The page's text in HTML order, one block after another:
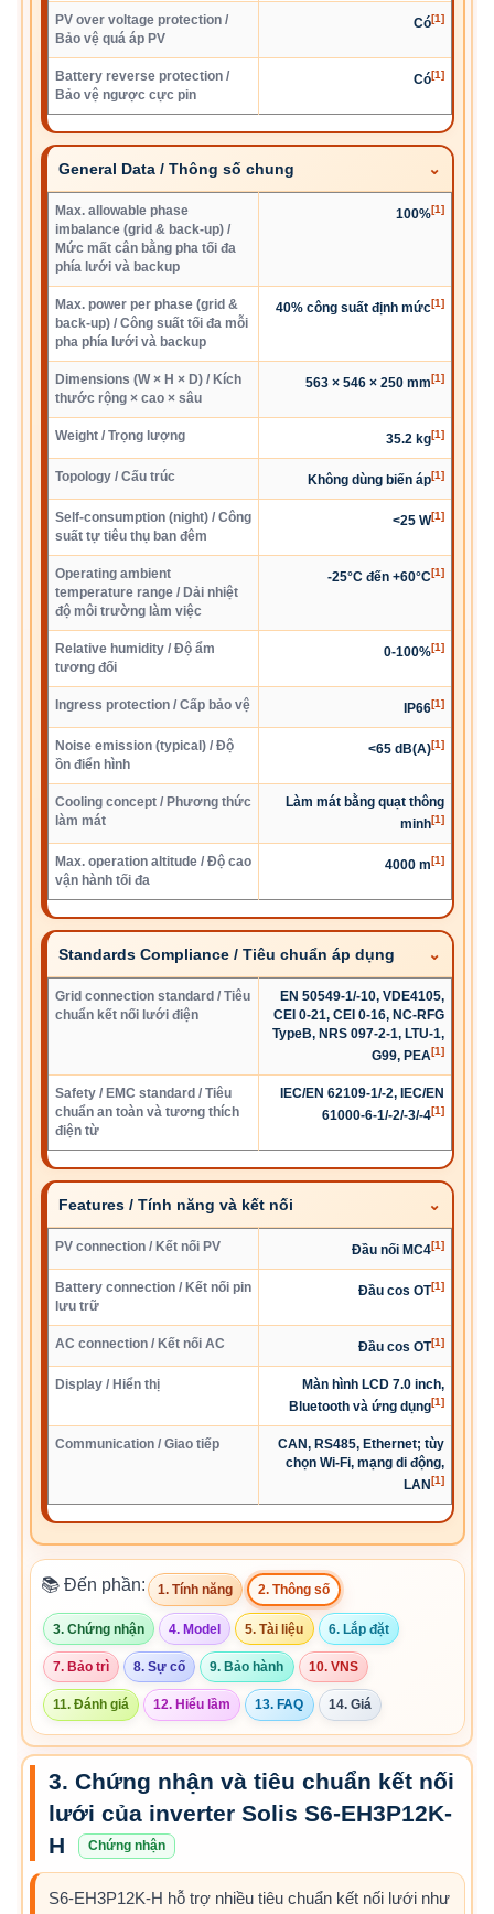
PV over voltage protection /
Bảo vệ quá áp PV
Có[1]
Battery reverse protection /
Bảo vệ ngược cực pin
Có[1]
General Data / Thông số chung
Max. allowable phase
imbalance (grid & back-up) /
Mức mất cân bằng pha tối đa
phía lưới và backup
100%[1]
Max. power per phase (grid &
back-up) / Công suất tối đa mỗi
pha phía lưới và backup
40% công suất định mức[1]
Dimensions (W × H × D) / Kích
thước rộng × cao × sâu
563 × 546 × 250 mm[1]
Weight / Trọng lượng 35.2 kg[1]
Topology / Cấu trúc Không dùng biến áp[1]
Self-consumption (night) / Công
suất tự tiêu thụ ban đêm
<25 W[1]
Operating ambient
temperature range / Dải nhiệt
độ môi trường làm việc
-25°C đến +60°C[1]
Relative humidity / Độ ẩm
tương đối
0-100%[1]
Ingress protection / Cấp bảo vệ IP66[1]
Noise emission (typical) / Độ
ồn điển hình
<65 dB(A)[1]
Cooling concept / Phương thức
làm mát
Làm mát bằng quạt thông
minh[1]
Max. operation altitude / Độ cao
vận hành tối đa
4000 m[1]
Standards Compliance / Tiêu chuẩn áp dụng
Grid connection standard / Tiêu
chuẩn kết nối lưới điện
EN 50549-1/-10, VDE4105,
CEI 0-21, CEI 0-16, NC-RFG
TypeB, NRS 097-2-1, LTU-1,
G99, PEA[1]
Safety / EMC standard / Tiêu
chuẩn an toàn và tương thích
điện từ
IEC/EN 62109-1/-2, IEC/EN
61000-6-1/-2/-3/-4[1]
Features / Tính năng và kết nối
PV connection / Kết nối PV Đầu nối MC4[1]
Battery connection / Kết nối pin
lưu trữ
Đầu cos OT[1]
AC connection / Kết nối AC Đầu cos OT[1]
Display / Hiển thị
Màn hình LCD 7.0 inch,
Bluetooth và ứng dụng[1]
Communication / Giao tiếp
CAN, RS485, Ethernet; tùy
chọn Wi-Fi, mạng di động,
LAN[1]
📚 Đến phần: 1. Tính năng 2. Thông số
3. Chứng nhận 4. Model 5. Tài liệu 6. Lắp đặt
7. Bảo trì 8. Sự cố 9. Bảo hành 10. VNS
11. Đánh giá 12. Hiểu lầm 13. FAQ 14. Giá
3. Chứng nhận và tiêu chuẩn kết nối
lưới của inverter Solis S6-EH3P12K-
H
Chứng nhận
S6-EH3P12K-H hỗ trợ nhiều tiêu chuẩn kết nối lưới như